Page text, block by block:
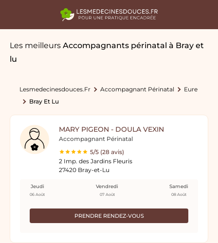
Les meilleurs Accompagnants périnatal à Bray et
lu
Lesmedecinesdouces.fr Accompagnant Périnatal
Eure
Bray Et Lu
MARY PIGEON - DOULA VEXIN
Accompagnant Périnatal
5/5 (28 avis)
2 Imp. des Jardins Fleuris
27420 Bray-et-Lu
PRENDRE RENDEZ-VOUS
Jeudi
06 Août
Vendredi
07 Août
Samedi
08 Août